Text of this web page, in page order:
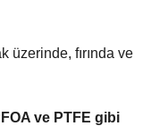
üzerinde, fırında ve
ve PTFE gibi